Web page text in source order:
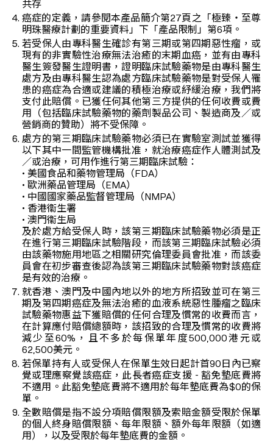
共存
癌症的定義，請參閱本產品簡介第27頁之「極臻‧至尊
明珠醫療計劃的重要資料」下「產品限制」第6項。
若受保人由專科醫生確診有第三期或第四期惡性瘤，或
現有的非實驗性治療無法治癒的末期血癌，並有由專科
醫生簽發醫生證明書，證明臨床試驗藥物是由專科醫生
處方及由專科醫生認為處方臨床試驗藥物是對受保人罹
患的癌症為合適或建議的積極治療或紓緩治療，我們將
支付此賠償。已獲任何其他第三方提供的任何收費或費
用（包括臨床試驗藥物的藥劑製品公司、製造商及／或
營銷商的贊助）將不受保障。
處方的第三期臨床試驗藥物必須已在實驗室測試並獲得
以下其中一間監管機構批准，就治療癌症作人體測試及
／或治療，可用作進行第三期臨床試驗：
• 美國食品和藥物管理局（FDA）
• 歐洲藥品管理局（EMA）
• 中國國家藥品監督管理局（NMPA）
• 香港衞生署
• 澳門衞生局
及於處方給受保人時，該第三期臨床試驗藥物必須是正
在進行第三期臨床試驗階段，而該第三期臨床試驗必須
由該藥物施用地區之相關研究倫理委員會批准，而該委
員會在初步審查後認為該第三期臨床試驗藥物對該癌症
是有效的治療。
就香港、澳門及中國內地以外的地方所招致並可在第三
期及第四期癌症及無法治癒的血液系統惡性腫瘤之臨床
試驗藥物惠益下獲賠償的任何合理及慣常的收費而言，
在計算應付賠償總額時，該招致的合理及慣常的收費將
減少至60%，且不多於每保單年度500,000港元或
62,500美元。
若保單持有人或受保人在保單生效日起計首90日內已察
覺或理應察覺該癌症，此長者癌症支援 - 豁免墊底費將
不適用。此豁免墊底費將不適用於每年墊底費為$0的保
單。
全數賠償是指不設分項賠償限額及索賠金額受限於保單
的個人終身賠償限額、每年限額、額外每年限額（如適
用），以及受限於每年墊底費的金額。